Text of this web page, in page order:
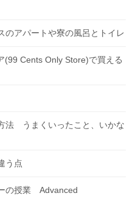
のアパートや寮の風呂とトイレ
Cents Only Store)で買える
法 うまくいったこと、いかな
う点
の授業 Advanced